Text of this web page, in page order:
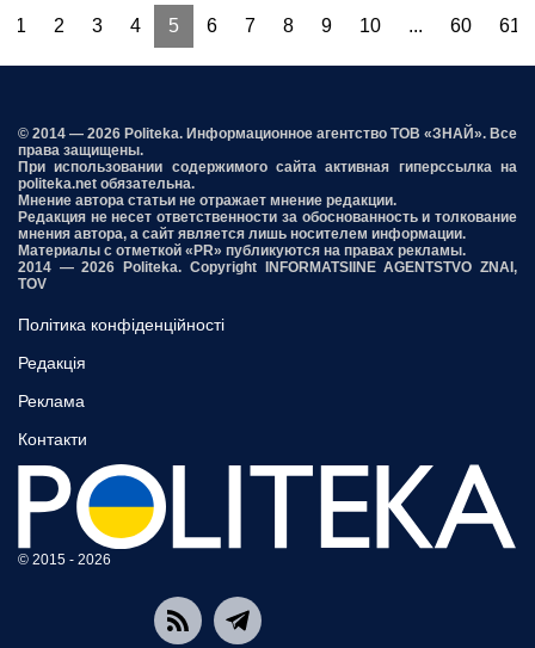
1 2 3 4 5 6 7 8 9 10 ... 60 61
© 2014 — 2026 Politeka. Информационное агентство ТОВ «ЗНАЙ». Все
права защищены.
При использовании содержимого сайта активная гиперссылка на
politeka.net обязательна.
Мнение автора статьи не отражает мнение редакции.
Редакция не несет ответственности за обоснованность и толкование
мнения автора, а сайт является лишь носителем информации.
Материалы с отметкой «PR» публикуются на правах рекламы.
2014 — 2026 Politeka. Copyright INFORMATSIINE AGENTSTVO ZNAI,
TOV
Політика конфіденційності
Редакція
Реклама
Контакти
© 2015 - 2026